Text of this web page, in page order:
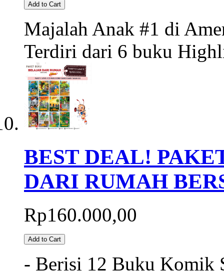
Add to Cart
Majalah Anak #1 di
Terdiri dari 6 buku
BEST DEAL!
DARI RUMAH
Rp160.000,00
Add to Cart
- Berisi 12 Buku Komik